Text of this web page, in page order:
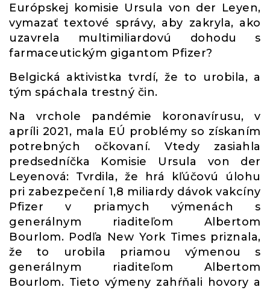
Európskej komisie Ursula von der Leyen,
vymazať textové správy, aby zakryla, ako
uzavrela multimiliardovú dohodu s
farmaceutickým gigantom Pfizer?
Belgická aktivistka tvrdí, že to urobila, a
tým spáchala trestný čin.
Na vrchole pandémie koronavírusu, v
apríli 2021, mala EÚ problémy so získaním
potrebných očkovaní. Vtedy zasiahla
predsedníčka Komisie Ursula von der
Leyenová: Tvrdila, že hrá kľúčovú úlohu
pri zabezpečení 1,8 miliardy dávok vakcíny
Pfizer v priamych výmenách s
generálnym riaditeľom Albertom
Bourlom. Podľa New York Times priznala,
že to urobila priamou výmenou s
generálnym riaditeľom Albertom
Bourlom. Tieto výmeny zahŕňali hovory a